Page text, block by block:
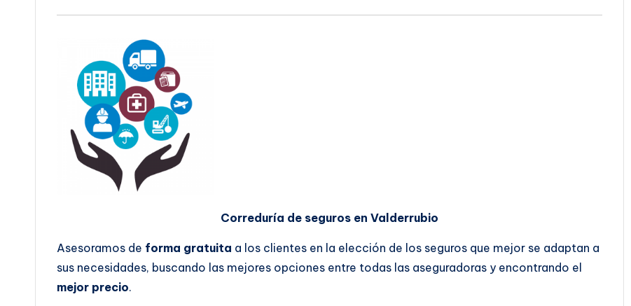
Correduría de seguros en Valderrubio
Asesoramos de forma gratuita a los clientes en la elección de los seguros que mejor se adaptan a
sus necesidades, buscando las mejores opciones entre todas las aseguradoras y encontrando el
mejor precio.